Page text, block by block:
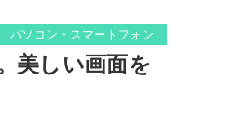
パソコン・スマートフォン
美しい画面を